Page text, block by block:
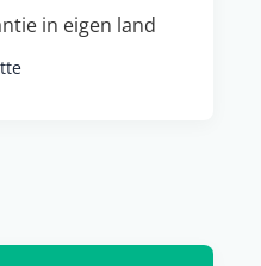
in eigen land